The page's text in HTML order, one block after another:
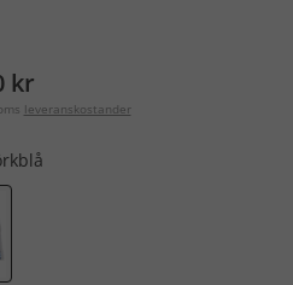
kr
leveranskostander